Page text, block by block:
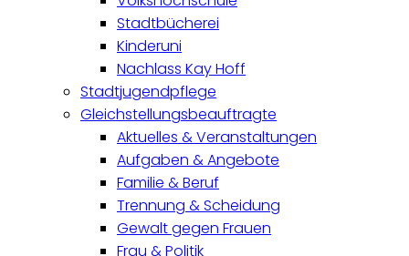
Stadtbücherei
Kinderuni
Nachlass Kay Hoff
Stadtjugendpflege
Gleichstellungsbeauftragte
Aktuelles & Veranstaltungen
Aufgaben & Angebote
Familie & Beruf
Trennung & Scheidung
Gewalt gegen Frauen
Frau & Politik